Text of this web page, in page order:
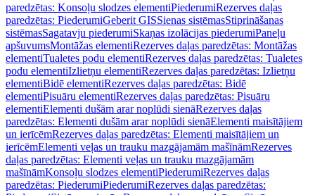
paredzētas: Konsoļu slodzes elementiPiederumiRezerves daļas
paredzētas: PiederumiGeberit GISSienas sistēmasStiprināšanas
sistēmasSagatavju piederumiSkaņas izolācijas piederumiPaneļu
apšuvumsMontāžas elementiRezerves daļas paredzētas: Montāžas
elementiTualetes podu elementiRezerves daļas paredzētas: Tualetes
podu elementiIzlietņu elementiRezerves daļas paredzētas: Izlietņu
elementiBidē elementiRezerves daļas paredzētas: Bidē
elementiPisuāru elementiRezerves daļas paredzētas: Pisuāru
elementiElementi dušām arar noplūdi sienāRezerves daļas
paredzētas: Elementi dušām arar noplūdi sienāElementi maisītājiem
un ierīcēmRezerves daļas paredzētas: Elementi maisītājiem un
ierīcēmElementi veļas un trauku mazgājamām mašīnāmRezerves
daļas paredzētas: Elementi veļas un trauku mazgājamām
mašīnāmKonsoļu slodzes elementiPiederumiRezerves daļas
paredzētas: PiederumiPiederumiRezerves daļas paredzētas: